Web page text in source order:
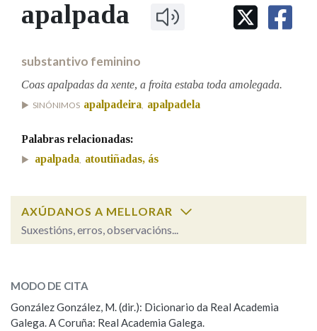
IDENTIDADE CORPORATIVA
MARCIAL DEL ADALID
FIGURAS HOMENAXEADAS
PRIMAVERA DAS LETRAS
PORTAL DAS PALABRAS
Facebook
TwitterYoutubeInstagram
Bluesky
BUSCAR NOS LEMAS
Remata por
Contén
BUSCAR NO CONTIDO
Nas definicións
Nos exemplos
apalpada
substantivo feminino
Coas apalpadas da xente, a froita estaba toda amolegada.
SINÓNIMOS apalpadeira, apalpadela
Palabras relacionadas:
apalpada, atoutiñadas, ás
AXÚDANOS A MELLORAR
Suxestións, erros, observacións...
ESCOLLE UNHA OPCIÓN:
Observación Hai un erro na palabra
MODO DE CITA
González González, M. (dir.): Dicionario da Real Academia
Galega. A Coruña: Real Academia Galega.